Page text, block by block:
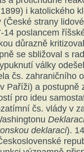
i katolického
strany
14 poslancem
důrazně
se sbližoval s
války
čs. zahraničního
Paříži) a postupně
pro ideu
čs. vlády v
deklaraci).